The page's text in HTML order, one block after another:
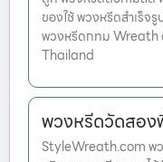
ของใช้ พวงหรีดสำเร็
พวงหรีดกทม Wreath
Thailand
พวงหรีดวัดสอ
StyleWreath.com พ